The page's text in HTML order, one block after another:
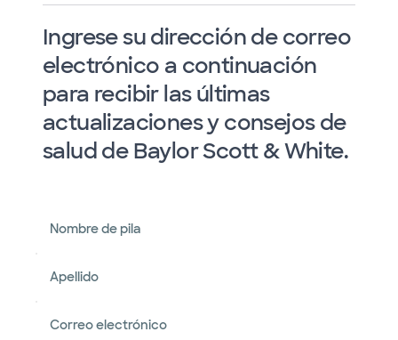
Ingrese su dirección de correo
electrónico a continuación
para recibir las últimas
actualizaciones y consejos de
salud de Baylor Scott & White.
Nombre de pila
Apellido
Correo electrónico